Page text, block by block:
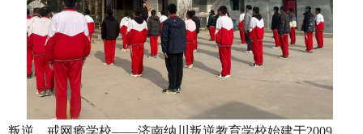
叛逆、戒网瘾学校——济南纳川 叛逆教育学校始建于2009